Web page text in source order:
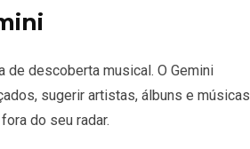
de descoberta musical . O Gemini
sugerir artistas, álbuns e músicas
do seu radar.